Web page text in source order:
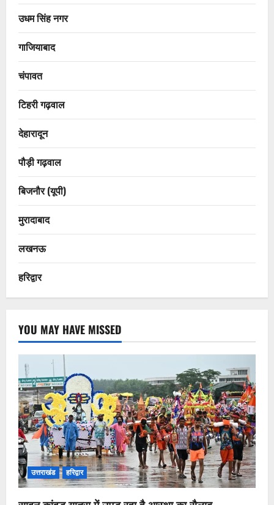
उधम सिंह नगर
गाजियाबाद
चंपावत
टिहरी गढ़वाल
देहारादून
पौड़ी गढ़वाल
बिजनौर (यूपी)
मुरादाबाद
लखनऊ
हरिद्वार
YOU MAY HAVE MISSED
उत्तराखंड हरिद्वार